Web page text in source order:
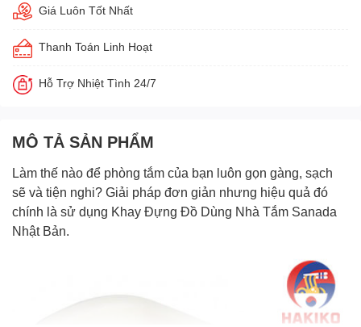
Giá Luôn Tốt Nhất
Thanh Toán Linh Hoạt
Hỗ Trợ Nhiệt Tình 24/7
MÔ TẢ SẢN PHẨM
Làm thế nào để phòng tắm của bạn luôn gọn gàng, sạch
sẽ và tiện nghi? Giải pháp đơn giản nhưng hiệu quả đó
chính là sử dụng Khay Đựng Đồ Dùng Nhà Tắm Sanada
Nhật Bản.